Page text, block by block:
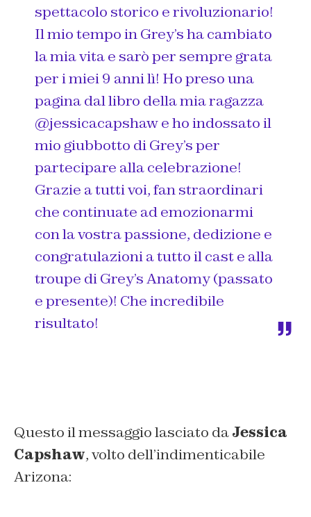
spettacolo storico e rivoluzionario!
Il mio tempo in Grey’s ha cambiato
la mia vita e sarò per sempre grata
per i miei 9 anni lì! Ho preso una
pagina dal libro della mia ragazza
@jessicacapshaw e ho indossato il
mio giubbotto di Grey’s per
partecipare alla celebrazione!
Grazie a tutti voi, fan straordinari
che continuate ad emozionarmi
con la vostra passione, dedizione e
congratulazioni a tutto il cast e alla
troupe di Grey’s Anatomy (passato
e presente)! Che incredibile
risultato!
Questo il messaggio lasciato daJessica
Capshaw, volto dell’indimenticabile
Arizona: